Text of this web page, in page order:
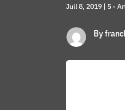
Juil 8, 2019 5 -
By